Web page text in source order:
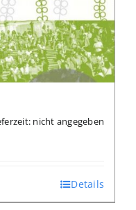
nicht angegeben
Details